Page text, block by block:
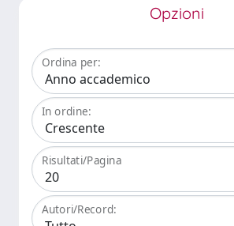
Opzioni
Ordina per:
In ordine:
Risultati/Pagina
Autori/Record: